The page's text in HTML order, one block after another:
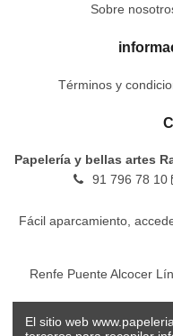
Sobre
Términos y
Papelería y bellas artes
91 796 78 10
Fácil aparcamiento,
Renfe Puente Alcocer
El sitio web